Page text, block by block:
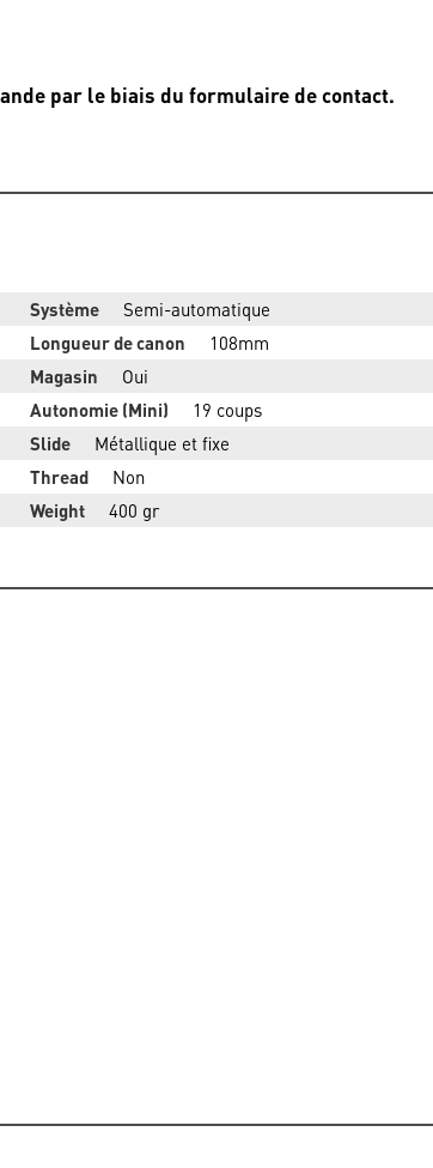
par le biais du formulaire de contact.
Système
Semi-automatique
Longueur de canon
108mm
Magasin
Oui
Autonomie (Mini)
19 coups
Slide
Métallique et fixe
Thread
Non
Weight 400 gr